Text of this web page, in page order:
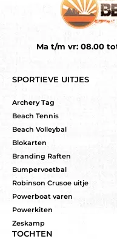
Ma t/m vr: 08.00 tot
SPORTIEVE UITJES
Archery Tag
Beach Tennis
Beach Volleybal
Blokarten
Branding Raften
Bumpervoetbal
Robinson Crusoe uitje
Powerboat varen
Powerkiten
Zeskamp
TOCHTEN